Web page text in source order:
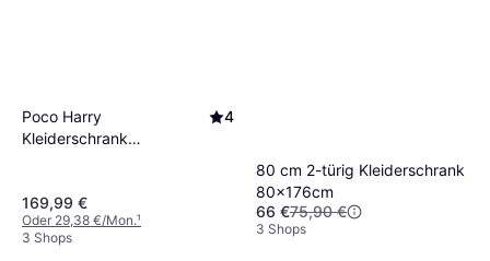
Poco Harry
Kleiderschrank
4
169,99 €
Oder 29,38 €/Mon.¹
3 Shops
80 cm 2-türig Kleiderschrank
80x176cm
66 €75,90 €
3 Shops